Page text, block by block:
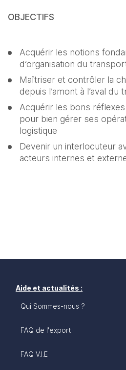
OBJECTIFS
Acquérir les notions
d’organisation du
Maîtriser et contrôler la
depuis l’amont à l’aval du
Acquérir les bons
pour bien gérer ses
logistique
Devenir un interlocuteur
acteurs internes et
Aide et actualités :
Qui Sommes-nous ?
FAQ de l'export
FAQ V.I.E